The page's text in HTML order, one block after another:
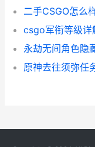
二手CSGO怎么
csgo军衔等级详
永劫无间角色隐
原神去往须弥任